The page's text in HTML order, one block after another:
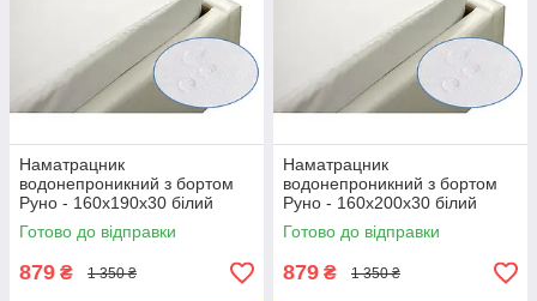
Наматрацник
водонепроникний з бортом
Руно - 160x190x30 білий
(21388)
Готово до відправки
879 ₴ 1 350 ₴
Наматрацник
водонепроникний з бортом
Руно - 160x200x30 білий
(21383)
Готово до відправки
879 ₴ 1 350 ₴